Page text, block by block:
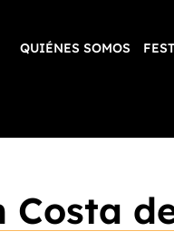
QUIÉNES SOMOS
Costa